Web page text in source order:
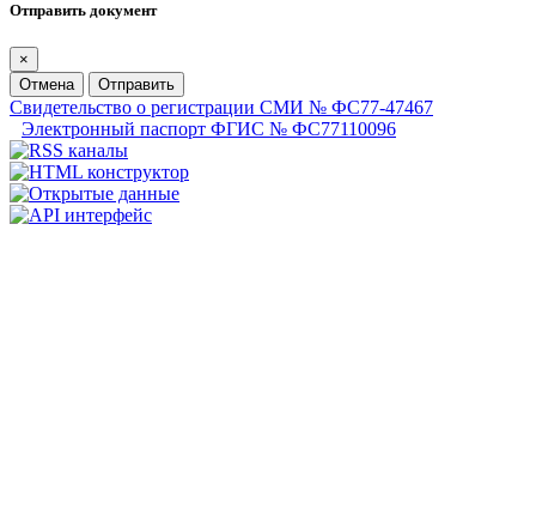
Отправить документ
×
Отмена
Отправить
Свидетельство о регистрации СМИ № ФС77-47467
Электронный паспорт ФГИС № ФС77110096